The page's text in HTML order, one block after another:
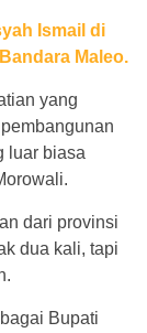
Ismail di
Maleo.
yang
luar biasa
dari provinsi
dua kali, tapi
Bupati